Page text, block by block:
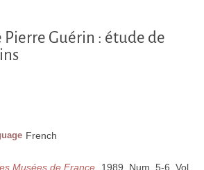
Pierre Guérin : étude de
French
Musées de France. 1989, Num. 5-6, Vol.